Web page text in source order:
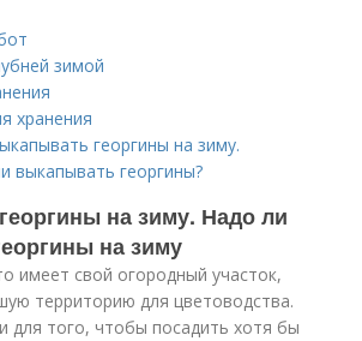
зимой
хранения
георгины на зиму.
выкапывать георгины?
на зиму. Надо ли
на зиму
имеет свой огородный участок,
территорию для цветоводства.
для того, чтобы посадить хотя бы